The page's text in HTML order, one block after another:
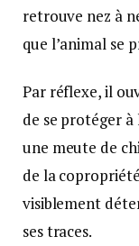
retrouve nez à
que l’animal se
Par réflexe, il
de se protéger
une meute de
de la
visiblement
ses traces.